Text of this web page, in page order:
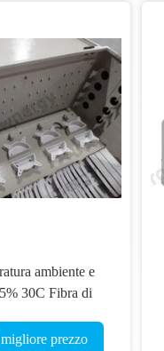
ambiente e
30C Fibra di
prezzo